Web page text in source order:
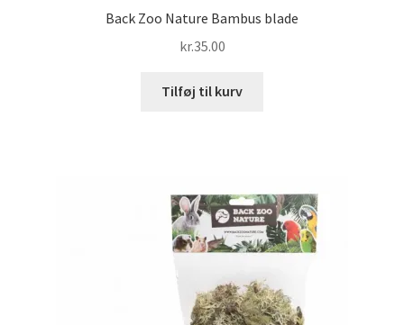
Back Zoo Nature Bambus blade
kr.35.00
Tilføj til kurv